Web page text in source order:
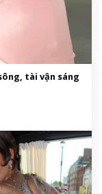
tài vận sáng